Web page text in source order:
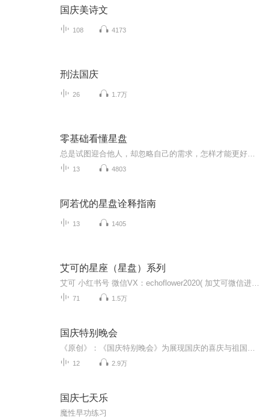
国庆美诗文
108 4173
刑法国庆
26 1.7万
零基础看懂星盘
13 4803
阿若优的星盘诠释指南
13 1405
艾可的星座（星盘）系列
71 1.5万
国庆特别晚会
12 2.9万
国庆七天乐
魔性早功练习